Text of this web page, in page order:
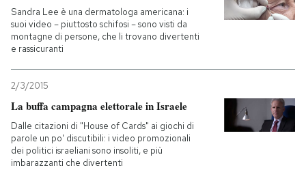
PODCAST
I MIEI PREFERITI
SHOP
Sandra Lee è una dermatologa americana: i
suoi video – piuttosto schifosi – sono visti da
montagne di persone, che li trovano divertenti
e rassicuranti
2/3/2015
La buffa campagna elettorale in Israele
Dalle citazioni di "House of Cards" ai giochi di
parole un po' discutibili: i video promozionali
dei politici israeliani sono insoliti, e più
imbarazzanti che divertenti